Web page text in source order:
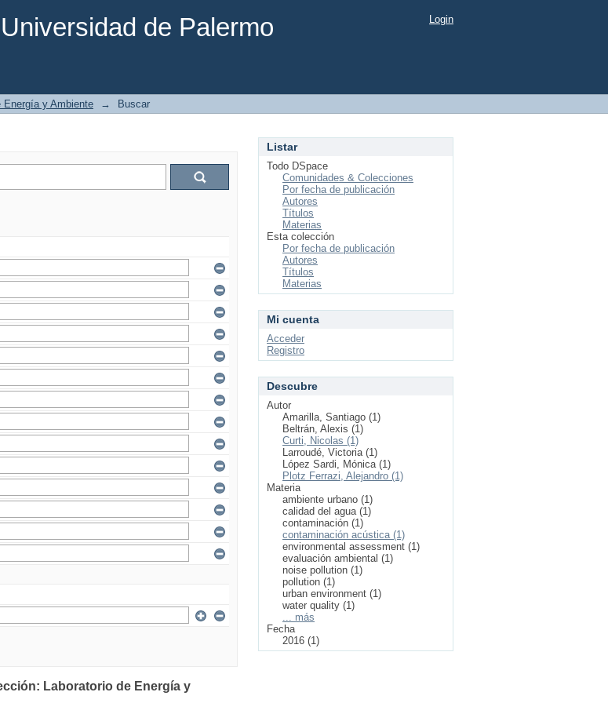
de Palermo Login
Energía y Ambiente → Buscar
Laboratorio de Energía y
Listar
Todo DSpace
Comunidades & Colecciones
Por fecha de publicación
Autores
Títulos
Materias
Esta colección
Por fecha de publicación
Autores
Títulos
Materias
Mi cuenta
Acceder
Registro
Descubre
Autor
Amarilla, Santiago (1)
Beltrán, Alexis (1)
Curti, Nicolas (1)
Larroudé, Victoria (1)
López Sardi, Mónica (1)
Plotz Ferrazi, Alejandro (1)
Materia
ambiente urbano (1)
calidad del agua (1)
contaminación (1)
contaminación acústica (1)
environmental assessment (1)
evaluación ambiental (1)
noise pollution (1)
pollution (1)
urban environment (1)
water quality (1)
... más
Fecha
2016 (1)